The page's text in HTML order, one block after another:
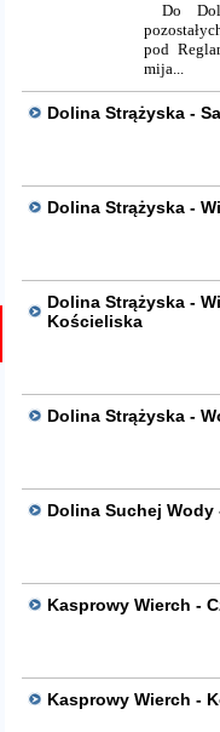
Do
pod
mija...
Dolina Strążyska -
Dolina Strążyska -
Dolina Strążyska -
Kościeliska
Dolina Strążyska -
Dolina Suchej
Kasprowy Wierch -
Kasprowy Wierch -